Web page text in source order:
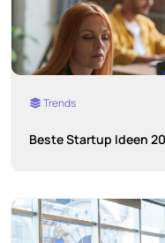
Trends
Beste Startup Ideen